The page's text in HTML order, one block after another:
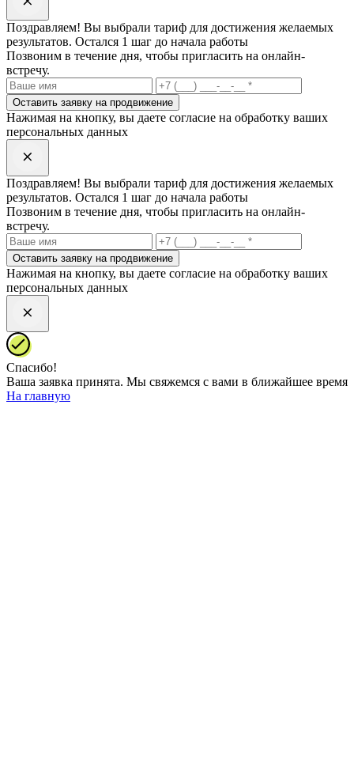
Поздравляем! Вы выбрали тариф для достижения желаемых
результатов. Остался 1 шаг до начала работы
Позвоним в течение дня, чтобы пригласить на онлайн-
встречу.
Оставить заявку на продвижение
Нажимая на кнопку, вы даете согласие на обработку ваших
персональных данных
Поздравляем! Вы выбрали тариф для достижения желаемых
результатов. Остался 1 шаг до начала работы
Позвоним в течение дня, чтобы пригласить на онлайн-
встречу.
Оставить заявку на продвижение
Нажимая на кнопку, вы даете согласие на обработку ваших
персональных данных
Спасибо!
Ваша заявка принята. Mы свяжемся с вами в ближайшее время
На главную